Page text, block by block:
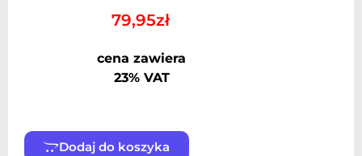
79,95zł
cena zawiera
23% VAT
Dodaj do koszyka